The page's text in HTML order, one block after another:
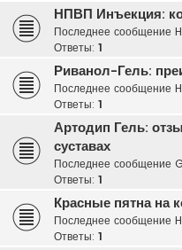
НПВП Инъекция:
Последнее сообщение
Ответы: 1
Риванол-Гель:
Последнее сообщение
Ответы: 1
Артодип Гель:
суставах
Последнее сообщение
Ответы: 1
Красные пятна на
Последнее сообщение
Ответы: 1